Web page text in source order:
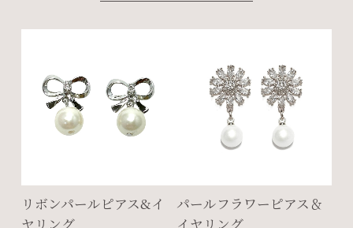
リボンパールピアス&イ
パールフラワーピアス＆